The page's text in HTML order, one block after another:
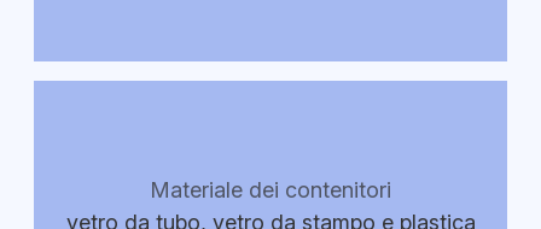
Materiale dei contenitori
vetro da tubo, vetro da stampo e plastica